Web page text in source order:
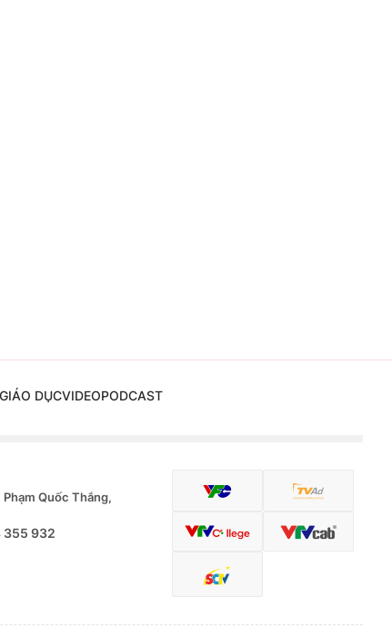
DỤCVIDEOPODCAST
Quốc Thắng,
355 932